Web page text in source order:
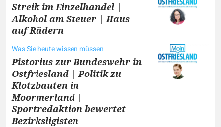
Streik im Einzelhandel |
Alkohol am Steuer | Haus
auf Rädern
Was Sie heute wissen müssen
Pistorius zur Bundeswehr in
Ostfriesland | Politik zu
Klotzbauten in
Moormerland |
Sportredaktion bewertet
Bezirksligisten